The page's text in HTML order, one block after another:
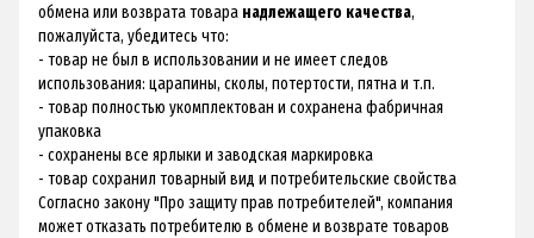
обмена или возврата товара надлежащего качества,
пожалуйста, убедитесь что:
- товар не был в использовании и не имеет следов
использования: царапины, сколы, потертости, пятна и т.п.
- товар полностью укомплектован и сохранена фабричная
упаковка
- сохранены все ярлыки и заводская маркировка
- товар сохранил товарный вид и потребительские свойства
Согласно закону "Про защиту прав потребителей", компания
может отказать потребителю в обмене и возврате товаров